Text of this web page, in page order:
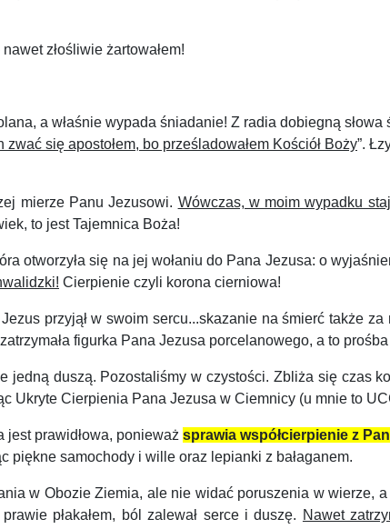
złośliwie żartowałem!
a właśnie wypada śniadanie! Z radia dobiegną
się apostołem, bo prześladowałem Kościół Boży”.
mierze Panu Jezusowi. Wówczas, w moim wypadku
to jest Tajemnica Boża!
się na jej wołaniu do Pana Jezusa: o
Cierpienie czyli korona cierniowa!
przyjął w swoim sercu...skazanie na śmierć także
figurka Pana Jezusa porcelanowego, a to
duszą. Pozostaliśmy w czystości. Zbliża się czas
Ukryte Cierpienia Pana Jezusa w Ciemnicy (u mnie to
prawidłowa, ponieważsprawia współcierpienie z
piękne samochody i wille oraz lepianki z bałaganem.
w Obozie Ziemia, ale nie widać poruszenia w wierze,
płakałem, ból zalewał serce i duszę. Nawet